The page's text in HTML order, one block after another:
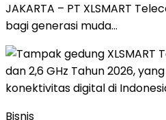
JAKARTA – PT XLSMART
bagi generasi muda…
Bisnis